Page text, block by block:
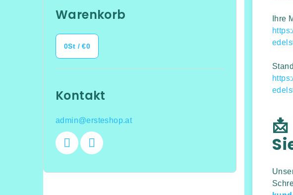
Warenkorb
0St /€0
Kontakt
admin@ersteshop.at
Ihre